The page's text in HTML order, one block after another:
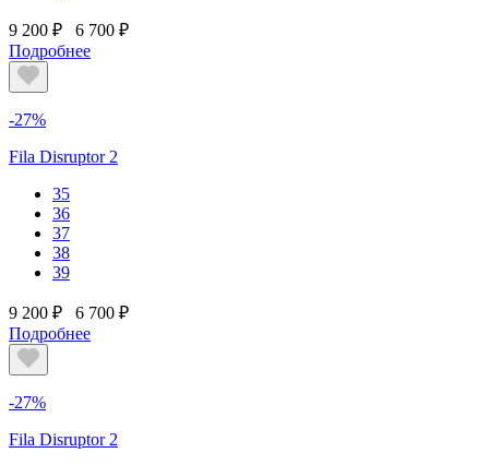
9 200 ₽
6 700 ₽
Подробнее
-27%
Fila Disruptor 2
35
36
37
38
39
9 200 ₽
6 700 ₽
Подробнее
-27%
Fila Disruptor 2